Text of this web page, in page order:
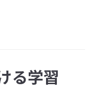
る学習